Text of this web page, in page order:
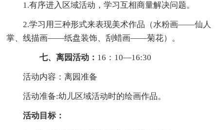
1.有序进入区域活动，学习互相商量解决问题。
2.学习用三种形式来表现美术作品（水粉画——仙人
掌、线描画——纸盘装饰、刮蜡画——菊花）。
七、离园活动： 16：10—16:30
活动内容：离园准备
活动准备:幼儿区域活动时的绘画作品。
活动目标：